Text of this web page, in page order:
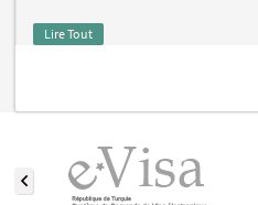
Lire Tout